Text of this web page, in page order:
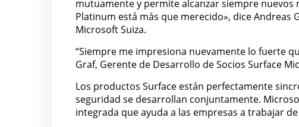
mutuamente y permite alcanzar siempre
Platinum está más que merecido», dice Andreas
Microsoft Suiza.
“Siempre me impresiona nuevamente lo fuerte
Graf, Gerente de Desarrollo de Socios Surface
Los productos Surface están perfectamente
seguridad se desarrollan conjuntamente.
integrada que ayuda a las empresas a trabajar